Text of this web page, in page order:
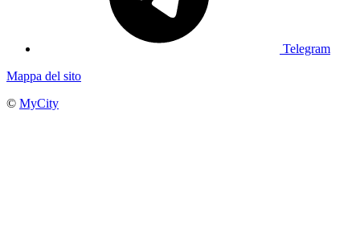
Telegram
Mappa del sito
© MyCity